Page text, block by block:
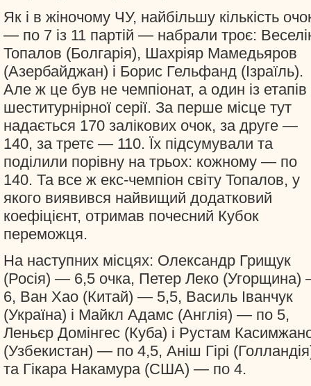
Як і в жіночому ЧУ, найбільшу кількість
— по 7 із 11 партій — набрали троє:
Топалов (Болгарія), Шахріяр Мамедьяров
(Азербайджан) і Борис Гельфанд (Ізраїль).
Але ж це був не чемпіонат, а один із етапів
шеститурнірної серії. За перше місце тут
надається 170 залікових очок, за друге —
140, за третє — 110. Їх підсумували та
поділили порівну на трьох: кожному — по
140. Та все ж екс-чемпіон світу Топалов, у
якого виявився найвищий додатковий
коефіцієнт, отримав почесний Кубок
переможця.
На наступних місцях: Олександр Грищук
(Росія) — 6,5 очка, Петер Леко (Угорщина)
6, Ван Хао (Китай) — 5,5, Василь Іванчук
(Україна) і Майкл Адамс (Англія) — по 5,
Леньєр Домінгес (Куба) і Рустам
(Узбекистан) — по 4,5, Аніш Гірі
та Гікара Накамура (США) — по 4.